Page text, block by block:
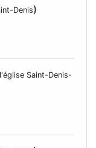
Denis)
Saint-Denis-